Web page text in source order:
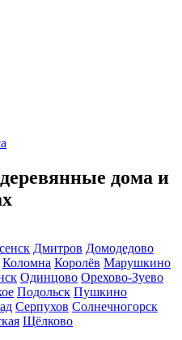
дома и
Дмитров Домодедово
Коломна Королёв Марушкино
Одинцово Орехово-Зуево
Подольск Пушкино
Серпухов Солнечногорск
Щёлково